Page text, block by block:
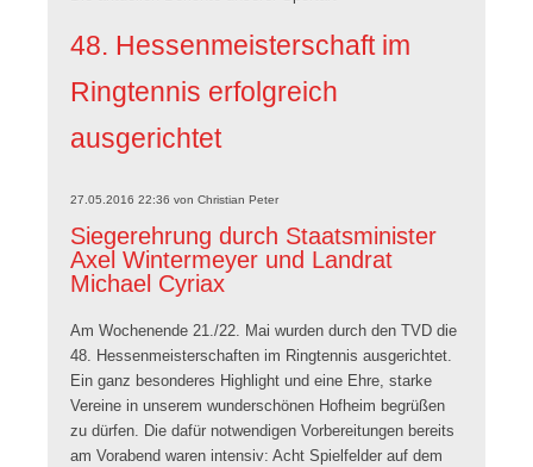
48. Hessenmeisterschaft im
Ringtennis erfolgreich
ausgerichtet
27.05.2016 22:36 von Christian Peter
Siegerehrung durch Staatsminister
Axel Wintermeyer und Landrat
Michael Cyriax
Am Wochenende 21./22. Mai wurden durch den TVD die
48. Hessenmeisterschaften im Ringtennis ausgerichtet.
Ein ganz besonderes Highlight und eine Ehre, starke
Vereine in unserem wunderschönen Hofheim begrüßen
zu dürfen. Die dafür notwendigen Vorbereitungen bereits
am Vorabend waren intensiv: Acht Spielfelder auf dem